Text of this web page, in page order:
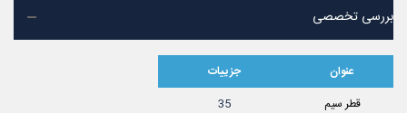
بررسی تخصصی
عنوان
جزییات
قطر سیم
35